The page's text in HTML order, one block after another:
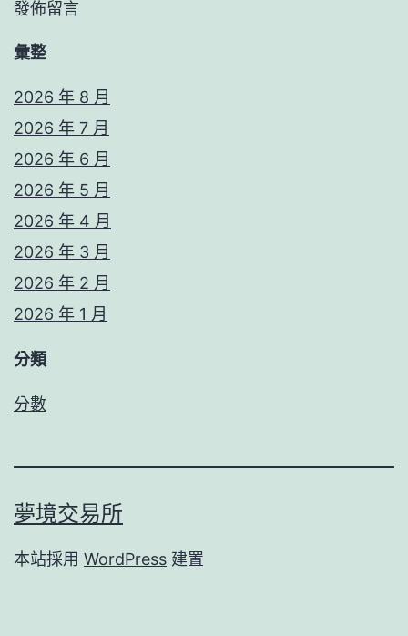
發佈留言
彙整
2026 年 8 月
2026 年 7 月
2026 年 6 月
2026 年 5 月
2026 年 4 月
2026 年 3 月
2026 年 2 月
2026 年 1 月
分類
分數
夢境交易所
本站採用 WordPress 建置